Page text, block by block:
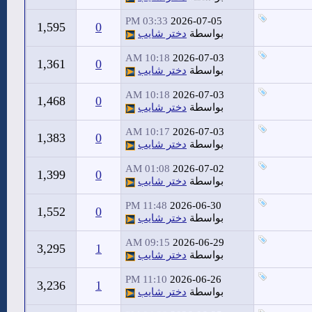
2026-07-05
03:33 PM
بواسطة دختر شايب 0
1,595
2026-07-03
10:18 AM
بواسطة دختر شايب 0
1,361
2026-07-03
10:18 AM
بواسطة دختر شايب 0
1,468
2026-07-03
10:17 AM
بواسطة دختر شايب 0
1,383
2026-07-02
01:08 AM
بواسطة دختر شايب 0
1,399
2026-06-30
11:48 PM
بواسطة دختر شايب 0
1,552
2026-06-29
09:15 AM
بواسطة دختر شايب 1
3,295
2026-06-26
11:10 PM
بواسطة دختر شايب 1
3,236